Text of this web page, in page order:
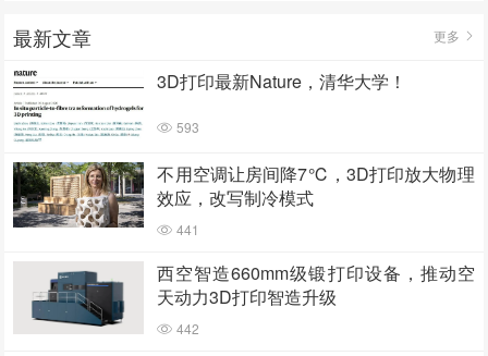
最新文章 更多
3D打印最新Nature，清华大学！
593
不用空调让房间降7℃，3D打印放大物理
效应，改写制冷模式
441
西空智造660mm级锻打印设备，推动空
天动力3D打印智造升级
442